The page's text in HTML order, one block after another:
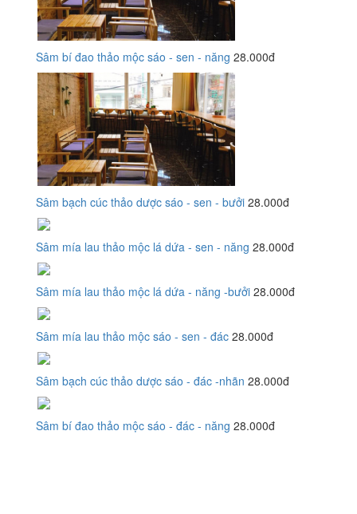
Sâm bí đao thảo mộc sáo - sen - năng 28.000đ
Sâm bạch cúc thảo dược sáo - sen - bưởi 28.000đ
Sâm mía lau thảo mộc lá dứa - sen - năng 28.000đ
Sâm mía lau thảo mộc lá dứa - năng -bưởi 28.000đ
Sâm mía lau thảo mộc sáo - sen - đác 28.000đ
Sâm bạch cúc thảo dược sáo - đác -nhãn 28.000đ
Sâm bí đao thảo mộc sáo - đác - năng 28.000đ